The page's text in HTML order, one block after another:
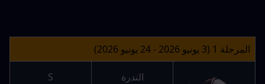
المرحلة 1 (3 يونيو 2026 - 24 يونيو 2026)
الندرة S